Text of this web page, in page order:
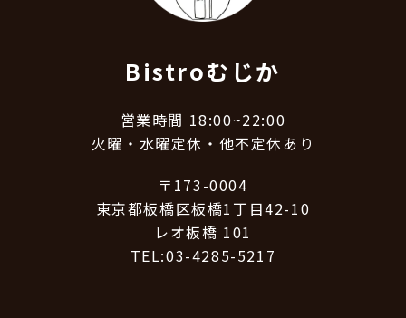
Bistroむじか
営業時間 18:00~22:00
火曜・水曜定休・他不定休あり
〒173-0004
東京都板橋区板橋1丁目42-10
レオ板橋 101
TEL:03-4285-5217